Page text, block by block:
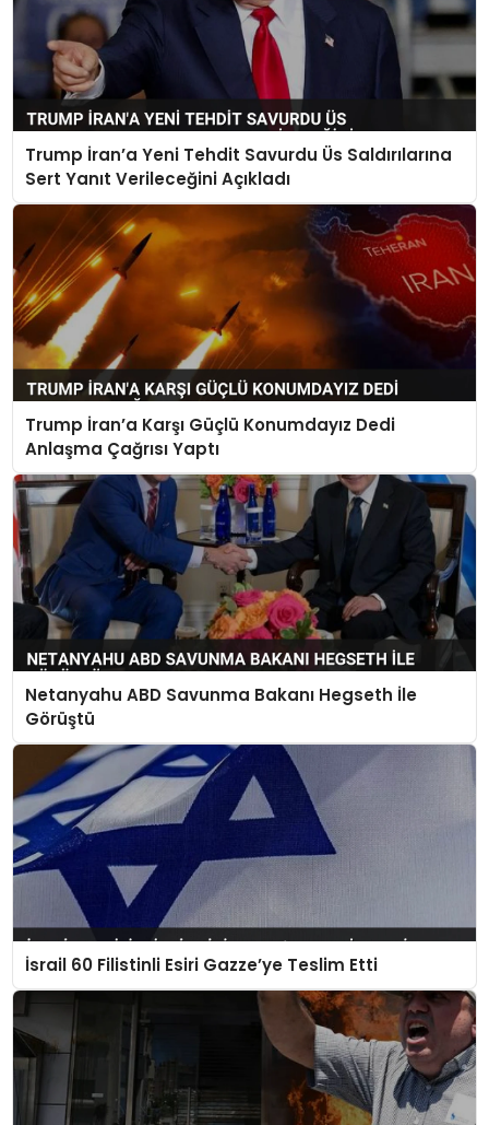
Trump İran’a Yeni Tehdit Savurdu Üs Saldırılarına
Sert Yanıt Verileceğini Açıkladı
Trump İran’a Karşı Güçlü Konumdayız Dedi
Anlaşma Çağrısı Yaptı
Netanyahu ABD Savunma Bakanı Hegseth İle
Görüştü
İsrail 60 Filistinli Esiri Gazze’ye Teslim Etti